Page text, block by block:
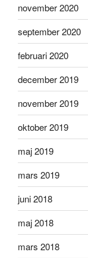
november 2020
september 2020
februari 2020
december 2019
november 2019
oktober 2019
maj 2019
mars 2019
juni 2018
maj 2018
mars 2018